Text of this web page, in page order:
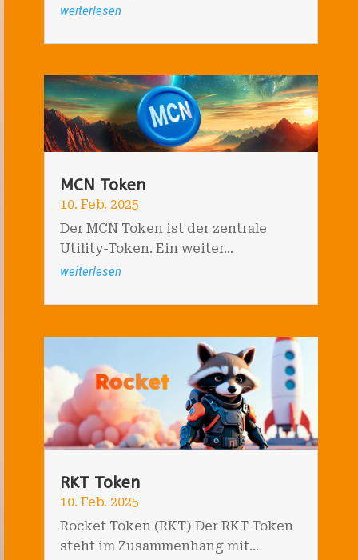
weiterlesen
MCN Token
10. Feb. 2025
Der MCN Token ist der zentrale
Utility-Token. Ein weiter...
weiterlesen
RKT Token
10. Feb. 2025
Rocket Token (RKT) Der RKT Token
steht im Zusammenhang mit...